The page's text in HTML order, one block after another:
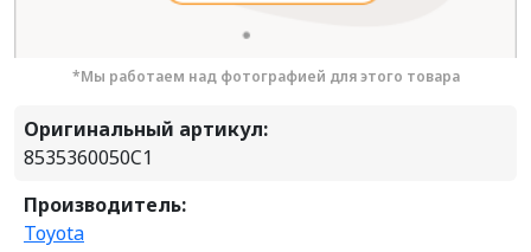
*Мы работаем над фотографией для этого товара
Оригинальный артикул:
8535360050C1
Производитель:
Toyota